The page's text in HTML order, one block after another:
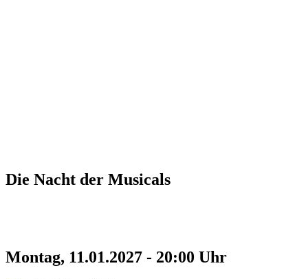
Die Nacht der Musicals
Montag, 11.01.2027 - 20:00 Uhr